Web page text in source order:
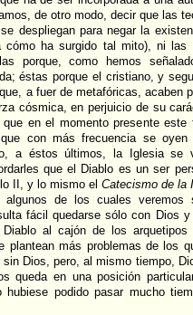
de otro modo, decir que las
despliegan para negar la
cómo ha surgido tal mito), ni las
porque, como hemos
éstas porque el cristiano, y
a fuer de metafóricas, acaben
cósmica, en perjuicio de su
que en el momento presente
con más frecuencia se
a éstos últimos, la Iglesia se
que el Diablo es un ser
II, y lo mismo el Catecismo de la
algunos de los cuales
fácil quedarse sólo con Dios
Diablo al cajón de los
plantean más problemas de los
Dios, pero, al mismo tiempo,
queda en una posición
hubiese podido pasar mucho